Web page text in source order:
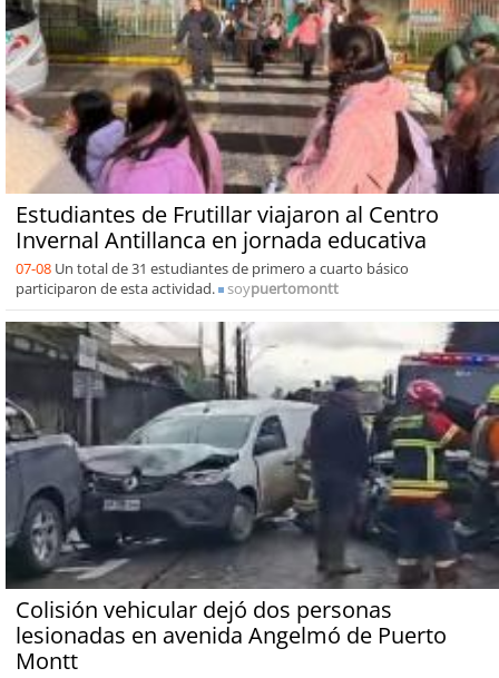
Estudiantes de Frutillar viajaron al Centro
Invernal Antillanca en jornada educativa
07-08 Un total de 31 estudiantes de primero a cuarto básico
participaron de esta actividad.
soypuertomontt
Colisión vehicular dejó dos personas
lesionadas en avenida Angelmó de Puerto
Montt